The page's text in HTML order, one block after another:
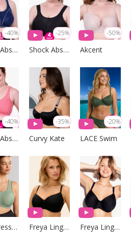
-40%
Shock Absorber
-25%
Shock Absorber
-50%
Akcent
-40%
Shock Absorber
-35%
Curvy Kate
-20%
LACE Swim
Sculptresse by Panache Freya Lingerie Freya Lingerie